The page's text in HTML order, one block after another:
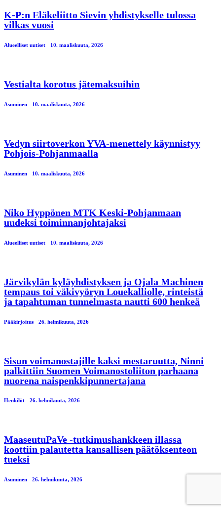
K-P:n Eläkeliitto Sievin yhdistykselle tulossa
vilkas vuosi
Alueelliset uutiset 10. maaliskuuta, 2026
Vestialta korotus jätemaksuihin
Asuminen 10. maaliskuuta, 2026
Vedyn siirtoverkon YVA-menettely käynnistyy
Pohjois-Pohjanmaalla
Asuminen 10. maaliskuuta, 2026
Niko Hyppönen MTK Keski-Pohjanmaan
uudeksi toiminnanjohtajaksi
Alueelliset uutiset 10. maaliskuuta, 2026
Järvikylän kyläyhdistyksen ja Ojala Machinen
tempaus toi väkivyöryn Louekalliolle, rinteistä
ja tapahtuman tunnelmasta nautti 600 henkeä
Pääkirjoitus 26. helmikuuta, 2026
Sisun voimanostajille kaksi mestaruutta, Ninni
palkittiin Suomen Voimanostoliiton parhaana
nuorena naispenkkipunnertajana
Henkilöt 26. helmikuuta, 2026
MaaseutuPaVe -tutkimushankkeen illassa
koottiin palautetta kansallisen päätöksenteon
tueksi
Asuminen 26. helmikuuta, 2026